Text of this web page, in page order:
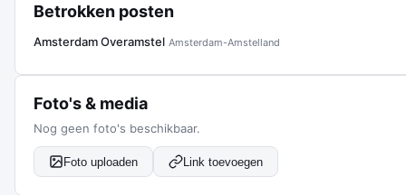
Betrokken posten
Amsterdam Overamstel Amsterdam-Amstelland
Foto's & media
Nog geen foto's beschikbaar.
Foto uploaden Link toevoegen